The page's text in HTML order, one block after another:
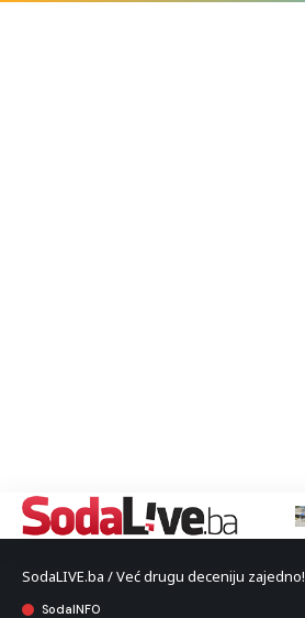
SodaLIVE.ba / Već drugu deceniju zajedno!
SodaINFO